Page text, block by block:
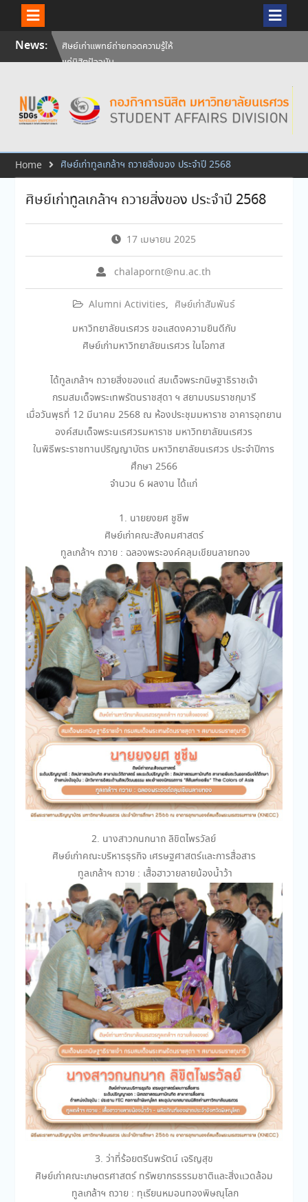
SkipNews:
วันคล้ายวันสถาปนามหาวิทยาลัย
นเรศวร ครบรอบ 36 ปี 29
สัมภาษณ์นิสิตเพื่อพิจารณาเข้ารับ
ทุนการศึกษามหาวิทยาลัยนเรศวร
ประจำปีการศึกษา 256
แก่นิสิตปัจจุบัน
Home ศิษย์เก่าทูลเกล้าฯ ถวายสิ่งของ ประจำปี 2568
ศิษย์เก่าทูลเกล้าฯ ถวายสิ่งของ ประจำปี 2568
17 เมษายน 2025
chalapornt@nu.ac.th
Alumni Activities, ศิษย์เก่าสัมพันธ์
มหาวิทยาลัยนเรศวร ขอแสดงความยินดีกับ
ศิษย์เก่ามหาวิทยาลัยนเรศวร ในโอกาส
ได้ทูลเกล้าฯ ถวายสิ่งของแด่ สมเด็จพระกนิษฐาธิราชเจ้า
กรมสมเด็จพระเทพรัตนราชสุดา ฯ สยามบรมราชกุมารี
เมื่อวันพุธที่ 12 มีนาคม 2568 ณ ห้องประชุมมหาราช อาคารอุทยาน
องค์สมเด็จพระนเรศวรมหาราช มหาวิทยาลัยนเรศวร
ในพิธีพระราชทานปริญญาบัตร มหาวิทยาลัยนเรศวร ประจำปีการ
ศึกษา 2566
จำนวน 6 ผลงาน ได้แก่
1. นายยงยศ ชูชีพ
ศิษย์เก่าคณะสังคมศาสตร์
ทูลเกล้าฯ ถวาย : ฉลองพระองค์คลุมเขียนลายทอง
2. นางสาวกนกนาถ ลิขิตไพรวัลย์
ศิษย์เก่าคณะบริหารธุรกิจ เศรษฐศาสตร์และการสื่อสาร
ทูลเกล้าฯ ถวาย : เสื้อฮาวายลายน้องน้ำว้า
3. ว่าที่ร้อยตรีนพรัตน์ เจริญสุข
ศิษย์เก่าคณะเกษตรศาสตร์ ทรัพยากรธรรมชาติและสิ่งแวดล้อม
ทูลเกล้าฯ ถวาย : ทุเรียนหมอนทองพิษณุโลก